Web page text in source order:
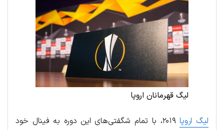
لیگ قهرمانان اروپا
لیگ اروپا
۲۰۱۹، با تمام شگفتی‌های این دوره به فینال خود